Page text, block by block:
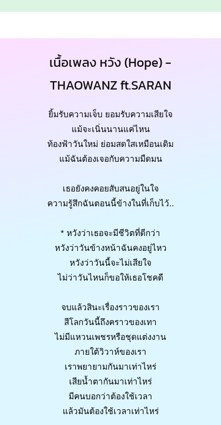
เนื้อเพลง หวัง (Hope) -
THAOWANZ ft.SARAN
ยิ้มรับความเจ็บ ยอมรับความเสียใจ
แม้จะเนิ่นนานแค่ไหน
ท้องฟ้าวันใหม่ ย่อมสดใสเหมือนเดิม
แม้ฉันต้องเจอกับความมืดมน
เธอยังคงคอยสับสนอยู่ในใจ
ความรู้สึกฉันตอนนี้ข้างในที่เก็บไว้..
* หวังว่าเธอจะมีชีวิตที่ดีกว่า
หวังว่าวันข้างหน้าฉันคงอยู่ไหว
หวังว่าวันนี้จะไม่เสียใจ
ไม่ว่าวันไหนก็ขอให้เธอโชคดี
จบแล้วสินะเรื่องราวของเรา
สีโลกวันนี้ถึงคราวของเทา
ไม่มีแหวนเพชรหรือชุดแต่งงาน
ภายใต้วิวาห์ของเรา
เราพยายามกันมาเท่าไหร่
เสียน้ำตากันมาเท่าไหร่
มีคนบอกว่าต้องใช้เวลา
แล้วมันต้องใช้เวลาเท่าไหร่